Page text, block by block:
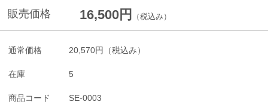
販売価格 16,500円 （税込み）
通常価格 20,570円 （税込み）
在庫 5
商品コード SE-0003